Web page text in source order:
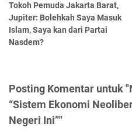
Tokoh Pemuda Jakarta Barat,
Jupiter: Bolehkah Saya Masuk
Islam, Saya kan dari Partai
Nasdem?
Posting Komentar untuk
“Sistem Ekonomi
Negeri Ini”"